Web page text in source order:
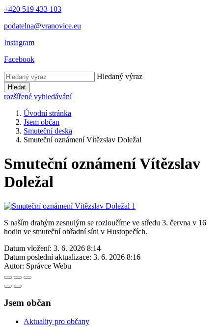
+420 519 433 103
podatelna@vranovice.eu
Instagram
Facebook
Hledaný výraz
Hledat
rozšířené vyhledávání
Úvodní stránka
Jsem občan
Smuteční deska
Smuteční oznámení Vítězslav Doležal
Smuteční oznámení Vítězslav
Doležal
S naším drahým zesnulým se rozloučíme ve středu 3. června v 16
hodin ve smuteční obřadní síni v Hustopečích.
Datum vložení: 3. 6. 2026 8:14
Datum poslední aktualizace: 3. 6. 2026 8:16
Autor: Správce Webu
Jsem občan
Aktuality pro občany